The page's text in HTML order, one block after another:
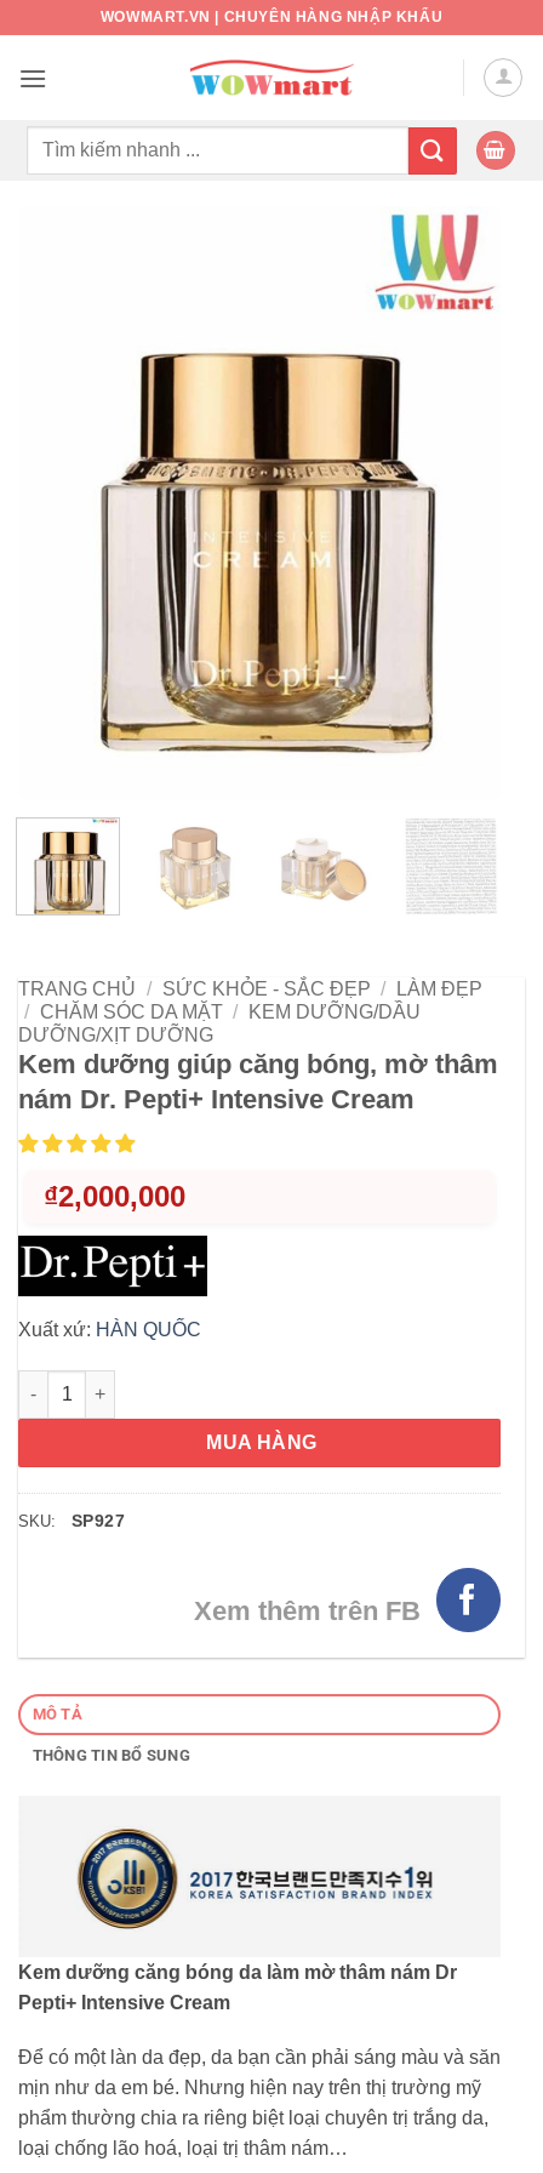
nội
WOWMART.VN | CHUYÊN HÀNG NHẬP KHẨU
Tìm
TRANG CHỦ / SỨC KHỎE - SẮC ĐẸP /
LÀM ĐẸP
/
CHĂM SÓC DA MẶT /
KEM DƯỠNG/DẦU
DƯỠNG/XỊT DƯỠNG
Kem dưỡng giúp căng bóng, mờ thâm
nám Dr. Pepti+ Intensive Cream
₫2,000,000
Xuất xứ: HÀN QUỐC
Kem dưỡng giúp căng bóng, mờ thâm nám Dr. Pepti+
MUA HÀNG
SKU: SP927
Xem thêm trên FB
MÔ TẢ
THÔNG TIN BỔ SUNG
Kem dưỡng căng bóng da làm mờ thâm nám Dr
Pepti+ Intensive Cream
Để có một làn da đẹp, da bạn cần phải sáng màu và săn
mịn như da em bé. Nhưng hiện nay trên thị trường mỹ
phẩm thường chia ra riêng biệt loại chuyên trị trắng da,
loại chống lão hoá, loại trị thâm nám…